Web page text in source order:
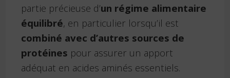
partie précieuse d’un régime alimentaire
équilibré, en particulier lorsqu’il est
combiné avec d’autres sources de
protéines pour assurer un apport
adéquat en acides aminés essentiels.